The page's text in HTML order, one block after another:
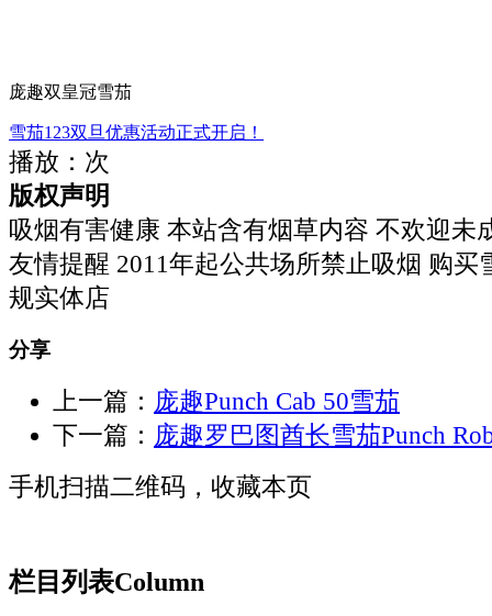
庞趣双皇冠雪茄
雪茄123双旦优惠活动正式开启！
播放： 次
版权声明
吸烟有害健康 本站含有烟草内容 不欢迎未
友情提醒 2011年起公共场所禁止吸烟 购买
规实体店
分享
上一篇： 庞趣Punch Cab 50雪茄
下一篇： 庞趣罗巴图酋长雪茄Punch
手机扫描二维码，收藏本页
栏目列表Column